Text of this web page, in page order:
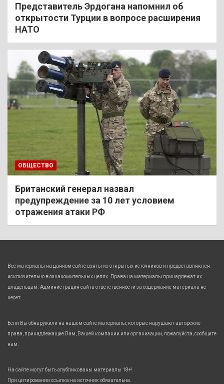
Представитель Эрдогана напомнил об
открытости Турции в вопросе расширения
НАТО
ОБЩЕСТВО
Британский генерал назвал
предупреждение за 10 лет условием
отражения атаки РФ
Все материалы на данном сайте взяты из открытых источников и предоставляются
исключительно в ознакомительных целях. Права на материалы принадлежат их
владельцам. Администрация сайта ответственности за содержание материала не
несет.
Если Вы обнаружили на нашем сайте материалы, которые нарушают авторские
права, принадлежащие Вам, Вашей компании или организации, пожалуйста, сообщите
нам.
На сайте могут быть опубликованы материалы 18+!
При цитировании ссылка на источник обязательна.